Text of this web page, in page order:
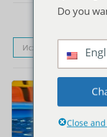
Исходная сортировка
Do you
Close